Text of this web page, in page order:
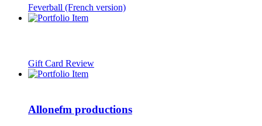
Feverball (French version)
Gift Card Review
Allonefm productions